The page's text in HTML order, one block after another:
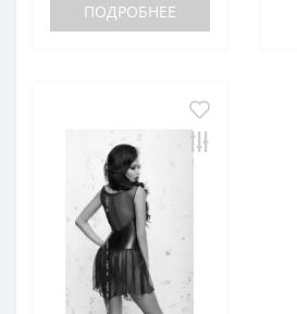
ПОДРОБНЕЕ